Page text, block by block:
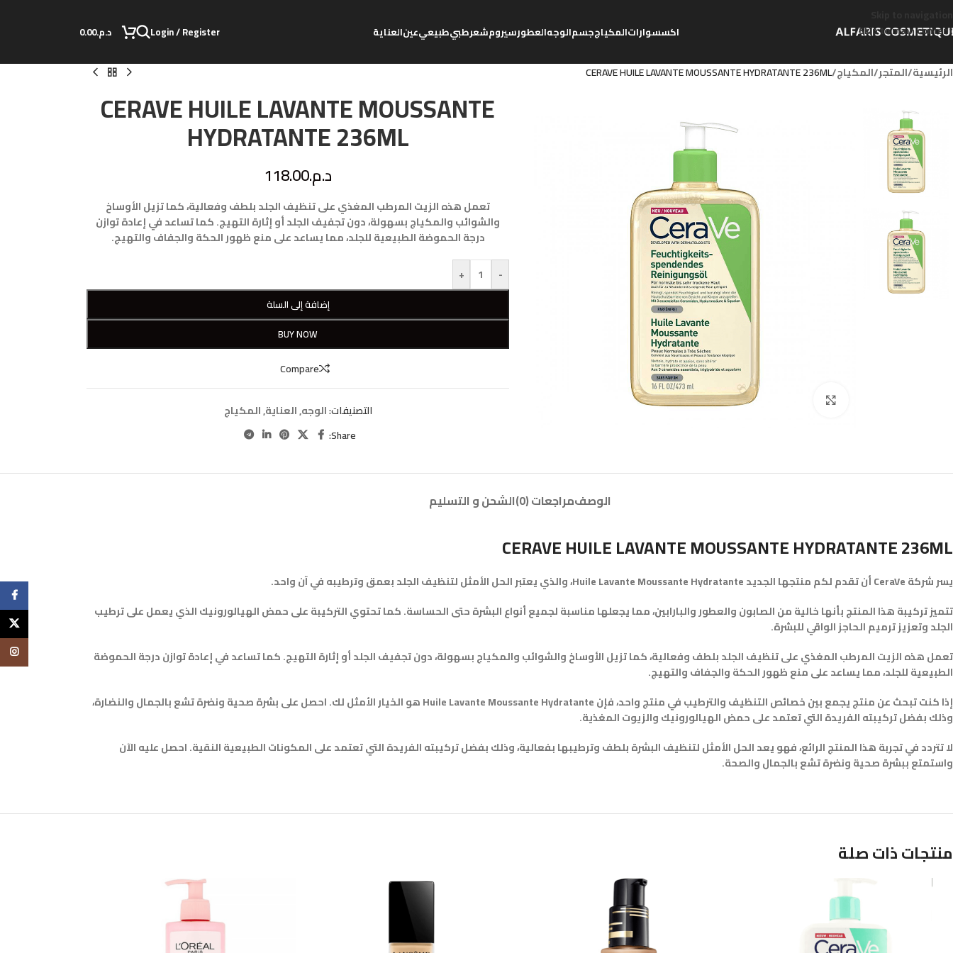
Skip to main content
اكسسواراتالمكياججسمالوجهالعطورسيرومشعرطبيطبيعيعينالعناية Login / Register د.م.0.00
الرئيسية/المتجر/المكياج/
CERAVE HUILE LAVANTE MOUSSANTE HYDRATANTE 236ML
Click to enlarge
CERAVE HUILE LAVANTE MOUSSANTE
HYDRATANTE 236ML
د.م.118.00
تعمل هذه الزيت المرطب المغذي على تنظيف الجلد بلطف وفعالية، كما تزيل الأوساخ
والشوائب والمكياج بسهولة، دون تجفيف الجلد أو إثارة التهيج. كما تساعد في إعادة توازن
درجة الحموضة الطبيعية للجلد، مما يساعد على منع ظهور الحكة والجفاف والتهيج.
-
+
إضافة إلى السلة
BUY NOW
Compare
التصنيفات:الوجه,العناية,المكياج
Share:
الوصفمراجعات (0) الشحن و التسليم
CERAVE HUILE LAVANTE MOUSSANTE HYDRATANTE 236ML
يسر شركة CeraVe أن تقدم لكم منتجها الجديد Huile Lavante Moussante Hydratante، والذي يعتبر الحل الأمثل لتنظيف الجلد بعمق وترطيبه في آن واحد.
تتميز تركيبة هذا المنتج بأنها خالية من الصابون والعطور والبارابين، مما يجعلها مناسبة لجميع أنواع البشرة حتى الحساسة. كما تحتوي التركيبة على حمض الهيالورونيك الذي يعمل على ترطيب
الجلد وتعزيز ترميم الحاجز الواقي للبشرة.
تعمل هذه الزيت المرطب المغذي على تنظيف الجلد بلطف وفعالية، كما تزيل الأوساخ والشوائب والمكياج بسهولة، دون تجفيف الجلد أو إثارة التهيج. كما تساعد في إعادة توازن درجة الحموضة
الطبيعية للجلد، مما يساعد على منع ظهور الحكة والجفاف والتهيج.
إذا كنت تبحث عن منتج يجمع بين خصائص التنظيف والترطيب في منتج واحد، فإن Huile Lavante Moussante Hydratante هو الخيار الأمثل لك. احصل على بشرة صحية ونضرة تشع بالجمال والنضارة،
وذلك بفضل تركيبته الفريدة التي تعتمد على حمض الهيالورونيك والزيوت المغذية.
لا تتردد في تجربة هذا المنتج الرائع، فهو يعد الحل الأمثل لتنظيف البشرة بلطف وترطيبها بفعالية، وذلك بفضل تركيبته الفريدة التي تعتمد على المكونات الطبيعية النقية. احصل عليه الآن
واستمتع ببشرة صحية ونضرة تشع بالجمال والصحة.
منتجات ذات صلة